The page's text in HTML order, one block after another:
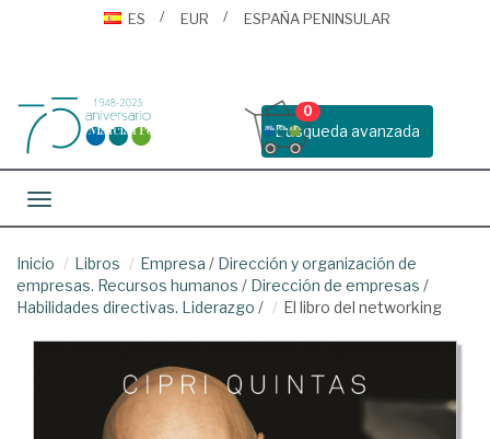
ES
EUR ESPAÑA PENINSULAR
Busqueda avanzada
0
Toggle navigation
Inicio Libros Empresa / Dirección y organización de
empresas. Recursos humanos / Dirección de empresas /
Habilidades directivas. Liderazgo / El libro del networking